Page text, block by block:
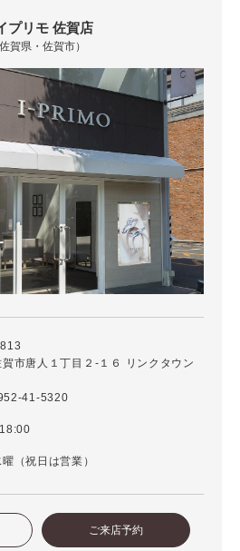
プリモ 佐賀店
佐賀県・佐賀市）
市唐人１丁目２-１６ リンクタウン
41-5320
（祝日は営業）
ご来店予約